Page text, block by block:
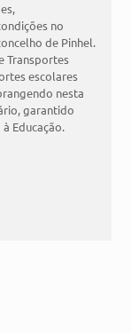
no
de Pinhel.
Transportes
escolares
nesta
garantido
Educação.